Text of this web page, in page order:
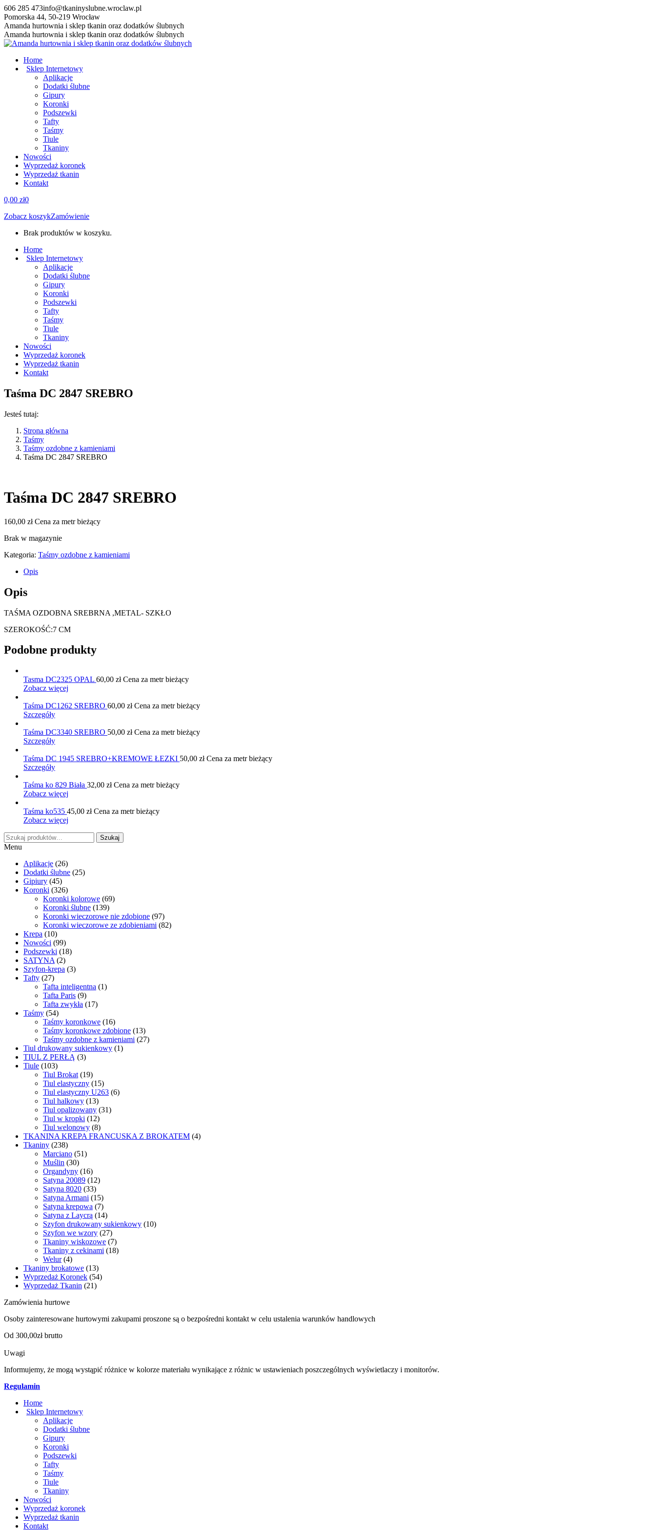
Przewiń
do
zawartości
606 285 473info@tkaninyslubne.wroclaw.pl
Pomorska 44, 50-219 Wrocław
Facebook
page
opens
new
window
Amanda hurtownia i sklep tkanin oraz dodatków ślubnych
Amanda hurtownia i sklep tkanin oraz dodatków ślubnych
Home
Sklep Internetowy
Aplikacje
Dodatki ślubne
Gipury
Koronki
Podszewki
Tafty
Taśmy
Tiule
Tkaniny
Nowości
Wyprzedaż koronek
Wyprzedaż tkanin
Kontakt
0,00 zł0
Zobacz koszykZamówienie
Brak produktów w koszyku.
Home
Sklep Internetowy
Aplikacje
Dodatki ślubne
Gipury
Koronki
Podszewki
Tafty
Taśmy
Tiule
Tkaniny
Nowości
Wyprzedaż koronek
Wyprzedaż tkanin
Kontakt
Taśma DC 2847 SREBRO
Jesteś tutaj:
Strona główna
Taśmy
Taśmy ozdobne z kamieniami
Taśma DC 2847 SREBRO
Taśma DC 2847 SREBRO
160,00 złCena za metr bieżący
Brak w magazynie
Kategoria: Taśmy ozdobne z kamieniami
Opis
Opis
TAŚMA OZDOBNA SREBRNA ,METAL- SZKŁO
SZEROKOŚĆ:7 CM
Podobne produkty
Tasma DC2325 OPAL 60,00 złCena za metr bieżący
Zobacz więcej
Taśma DC1262 SREBRO 60,00 złCena za metr bieżący
Szczegóły
Taśma DC3340 SREBRO 50,00 złCena za metr bieżący
Szczegóły
Taśma DC 1945 SREBRO+KREMOWE ŁEZKI 50,00 złCena za metr bieżący
Szczegóły
Taśma ko 829 Biała 32,00 złCena za metr bieżący
Zobacz więcej
Taśma ko535 45,00 złCena za metr bieżący
Zobacz więcej
Szukaj:
Szukaj
Menu
Aplikacje (26)
Dodatki ślubne (25)
Gipiury (45)
Koronki (326)
Koronki kolorowe (69)
Koronki ślubne (139)
Koronki wieczorowe nie zdobione (97)
Koronki wieczorowe ze zdobieniami (82)
Krepa (10)
Nowości (99)
Podszewki (18)
SATYNA (2)
Szyfon-krepa (3)
Tafty (27)
Tafta inteligentna (1)
Tafta Paris (9)
Tafta zwykła (17)
Taśmy (54)
Taśmy koronkowe (16)
Taśmy koronkowe zdobione (13)
Taśmy ozdobne z kamieniami (27)
Tiul drukowany sukienkowy (1)
TIUL Z PERŁĄ (3)
Tiule (103)
Tiul Brokat (19)
Tiul elastyczny (15)
Tiul elastyczny U263 (6)
Tiul halkowy (13)
Tiul opalizowany (31)
Tiul w kropki (12)
Tiul welonowy (8)
TKANINA KREPA FRANCUSKA Z BROKATEM (4)
Tkaniny (238)
Marciano (51)
Muślin (30)
Organdyny (16)
Satyna 20089 (12)
Satyna 8020 (33)
Satyna Armani (15)
Satyna krepowa (7)
Satyna z Laycrą (14)
Szyfon drukowany sukienkowy (10)
Szyfon we wzory (27)
Tkaniny wiskozowe (7)
Tkaniny z cekinami (18)
Welur (4)
Tkaniny brokatowe (13)
Wyprzedaż Koronek (54)
Wyprzedaż Tkanin (21)
Zamówienia hurtowe
Osoby zainteresowane hurtowymi zakupami proszone są o bezpośredni kontakt w celu ustalenia warunków handlowych
Od 300,00zł brutto
Uwagi
Informujemy, że mogą wystąpić różnice w kolorze materiału wynikające z różnic w ustawieniach poszczególnych wyświetlaczy i monitorów.
Regulamin
Home
Sklep Internetowy
Aplikacje
Dodatki ślubne
Gipury
Koronki
Podszewki
Tafty
Taśmy
Tiule
Tkaniny
Nowości
Wyprzedaż koronek
Wyprzedaż tkanin
Kontakt